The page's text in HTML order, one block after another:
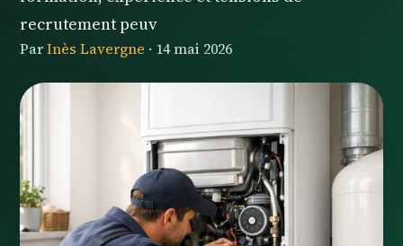
recrutement peuv
ParInès Lavergne · 14 mai 2026